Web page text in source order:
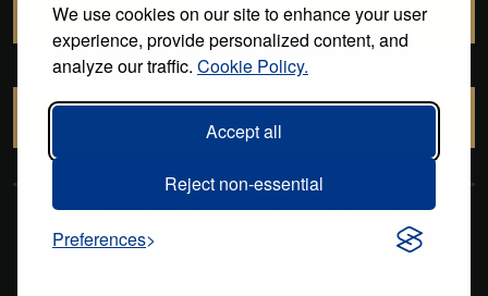
We use cookies on our site to enhance your user
experience, provide personalized content, and
analyze our traffic. Cookie Policy.
Accept all
Reject non-essential
Preferences
SUSCRIBIRSE
reservados. Desarrollado por
.